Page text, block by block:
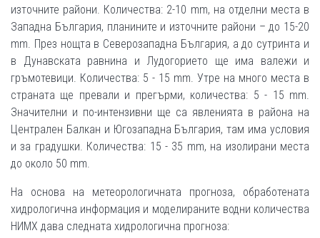
източните райони. Количества: 2-10 mm, на отделни места в
Западна България, планините и източните райони – до 15-20
mm. През нощта в Северозападна България, а до сутринта и
в Дунавската равнина и Лудогорието ще има валежи и
гръмотевици. Количества: 5 - 15 mm. Утре на много места в
страната ще превали и прегърми, количества: 5 - 15 mm.
Значителни и по-интензивни ще са явленията в района на
Централен Балкан и Югозападна България, там има условия
и за градушки. Количества: 15 - 35 mm, на изолирани места
до около 50 mm.
На основа на метеорологичната прогноза, обработената
хидрологична информация и моделираните водни количества
НИМХ дава следната хидрологична прогноза: